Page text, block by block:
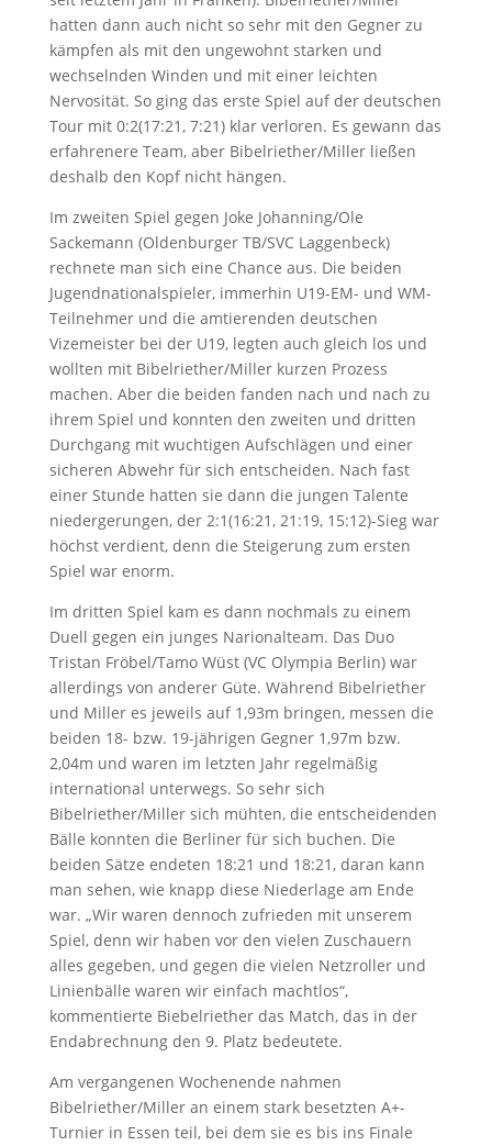
hatten dann auch nicht so sehr mit den Gegner zu
kämpfen als mit den ungewohnt starken und
wechselnden Winden und mit einer leichten
Nervosität. So ging das erste Spiel auf der deutschen
Tour mit 0:2(17:21, 7:21) klar verloren. Es gewann das
erfahrenere Team, aber Bibelriether/Miller ließen
deshalb den Kopf nicht hängen.
Im zweiten Spiel gegen Joke Johanning/Ole
Sackemann (Oldenburger TB/SVC Laggenbeck)
rechnete man sich eine Chance aus. Die beiden
Jugendnationalspieler, immerhin U19-EM- und WM-
Teilnehmer und die amtierenden deutschen
Vizemeister bei der U19, legten auch gleich los und
wollten mit Bibelriether/Miller kurzen Prozess
machen. Aber die beiden fanden nach und nach zu
ihrem Spiel und konnten den zweiten und dritten
Durchgang mit wuchtigen Aufschlägen und einer
sicheren Abwehr für sich entscheiden. Nach fast
einer Stunde hatten sie dann die jungen Talente
niedergerungen, der 2:1(16:21, 21:19, 15:12)-Sieg war
höchst verdient, denn die Steigerung zum ersten
Spiel war enorm.
Im dritten Spiel kam es dann nochmals zu einem
Duell gegen ein junges Narionalteam. Das Duo
Tristan Fröbel/Tamo Wüst (VC Olympia Berlin) war
allerdings von anderer Güte. Während Bibelriether
und Miller es jeweils auf 1,93m bringen, messen die
beiden 18- bzw. 19-jährigen Gegner 1,97m bzw.
2,04m und waren im letzten Jahr regelmäßig
international unterwegs. So sehr sich
Bibelriether/Miller sich mühten, die entscheidenden
Bälle konnten die Berliner für sich buchen. Die
beiden Sätze endeten 18:21 und 18:21, daran kann
man sehen, wie knapp diese Niederlage am Ende
war. „Wir waren dennoch zufrieden mit unserem
Spiel, denn wir haben vor den vielen Zuschauern
alles gegeben, und gegen die vielen Netzroller und
Linienbälle waren wir einfach machtlos“,
kommentierte Biebelriether das Match, das in der
Endabrechnung den 9. Platz bedeutete.
Am vergangenen Wochenende nahmen
Bibelriether/Miller an einem stark besetzten A+-
Turnier in Essen teil, bei dem sie es bis ins Finale